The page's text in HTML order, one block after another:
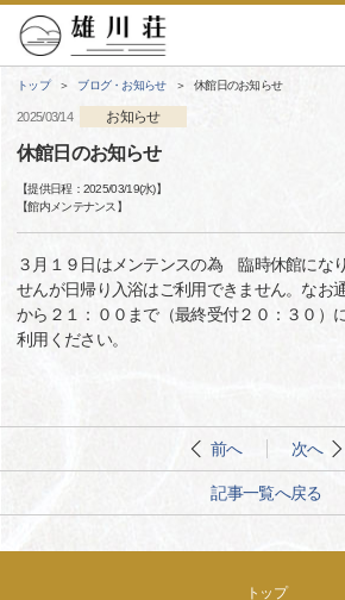
トップ ブログ・お知らせ 休館日のお知らせ
2025/03/14 お知らせ
休館日のお知らせ
【提供日程： 2025/03/19(水)】
【館内メンテナンス 】
３月１９日はメンテンスの為 臨時休館にな
せんが日帰り入浴はご利用できません。なお
から２１：００まで（最終受付２０：３０）
利用ください。
前へ 次へ
記事一覧へ戻る
トップ